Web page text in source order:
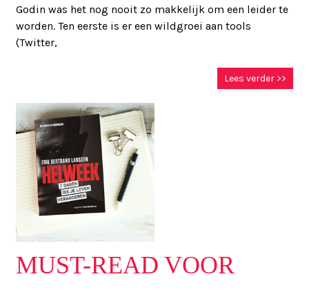
Godin was het nog nooit zo makkelijk om een leider te
worden. Ten eerste is er een wildgroei aan tools
(Twitter,
Lees verder >>
MUST-READ VOOR